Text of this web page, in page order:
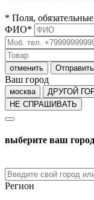
* Поля,
ФИО*
отменить Отправить
Ваш город
москва ДРУГОЙ
НЕ СПРАШИВАТЬ
выберите ваш город
Регион